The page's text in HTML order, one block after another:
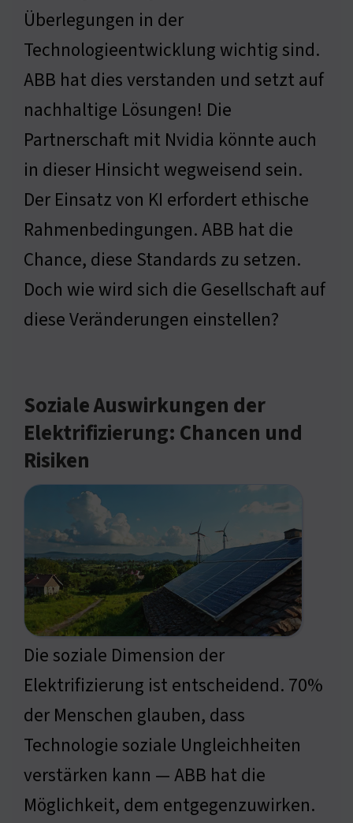
Überlegungen in der
Technologieentwicklung wichtig sind.
ABB hat dies verstanden und setzt auf
nachhaltige Lösungen! Die
Partnerschaft mit Nvidia könnte auch
in dieser Hinsicht wegweisend sein.
Der Einsatz von KI erfordert ethische
Rahmenbedingungen. ABB hat die
Chance, diese Standards zu setzen.
Doch wie wird sich die Gesellschaft auf
diese Veränderungen einstellen?
Soziale Auswirkungen der
Elektrifizierung: Chancen und
Risiken
Die soziale Dimension der
Elektrifizierung ist entscheidend. 70%
der Menschen glauben, dass
Technologie soziale Ungleichheiten
verstärken kann — ABB hat die
Möglichkeit, dem entgegenzuwirken.